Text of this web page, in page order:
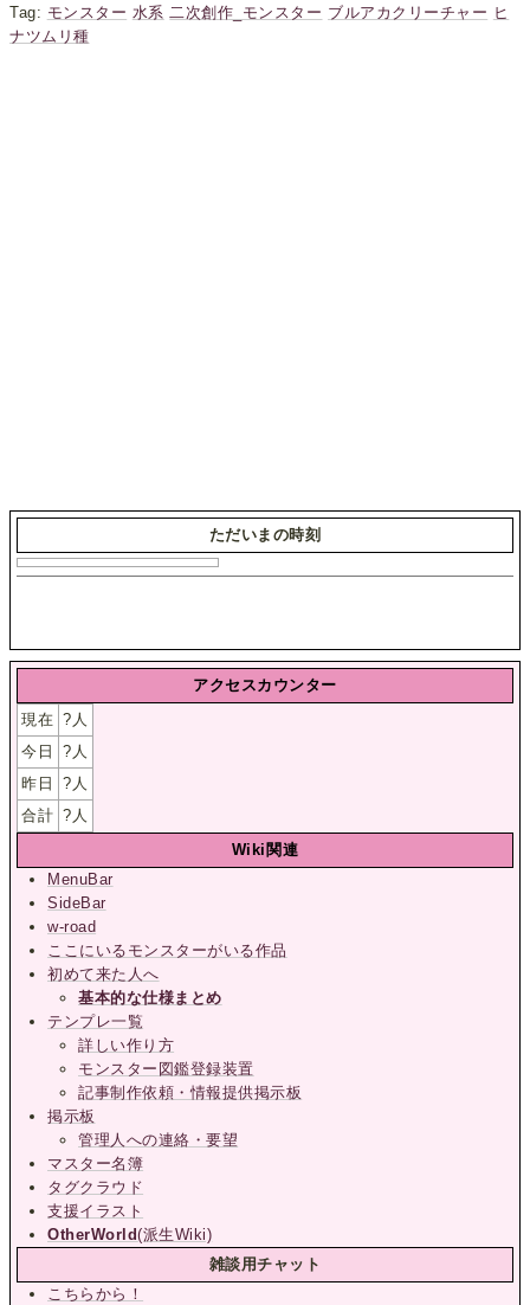
Tag: モンスター 水系 二次創作_モンスター ブルアカクリーチャー ヒ
ナツムリ種
ただいまの時刻
アクセスカウンター
現在 ? 人
今日
? 人
昨日
? 人
合計 ? 人
Wiki関連
MenuBar
SideBar
w-road
ここにいるモンスターがいる作品
初めて来た人へ
基本的な仕様まとめ
テンプレ一覧
詳しい作り方
モンスター図鑑登録装置
記事制作依頼・情報提供掲示板
掲示板
管理人への連絡・要望
マスター名簿
タグクラウド
支援イラスト
OtherWorld(派生Wiki)
雑談用チャット
こちらから！